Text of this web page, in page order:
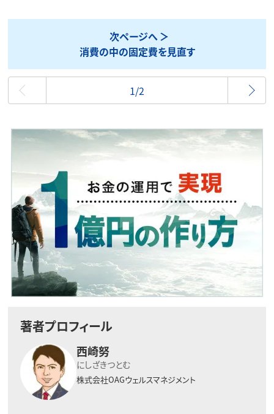
次ページへ
消費の中の固定費を見直す
最初
1/2
著者プロフィール
西崎努
にしざきつとむ
株式会社OAGウェルスマネジメント